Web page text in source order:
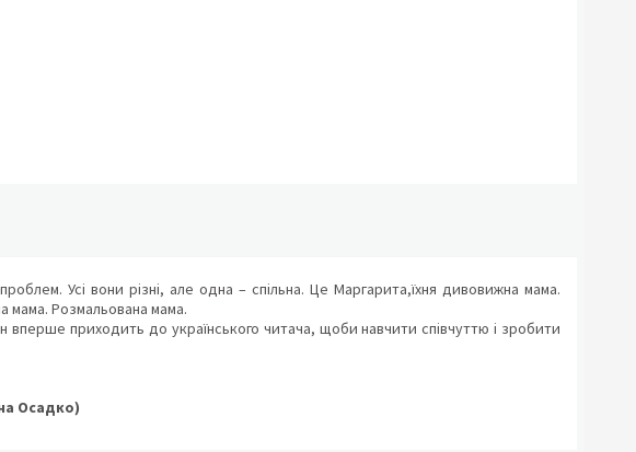
Усі вони різні, але одна – спільна. Це Маргарита,їхня дивовижна мама.
мама. Розмальована мама.
приходить до українського читача, щоби навчити співчуттю і зробити
Осадко)